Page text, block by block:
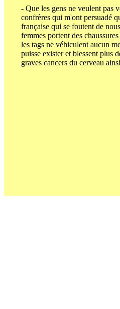
- Que les gens ne veulent pas
confrères qui m'ont persuadé
française qui se foutent de
femmes portent des
les tags ne véhiculent aucun
puisse exister et blessent plus
graves cancers du cerveau